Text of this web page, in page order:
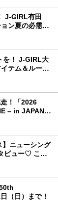
J-GIRL有田
ン夏の必需
を！ J-GIRL大
テム＆ルーテ
！「2026
– in JAPAN
ドーム公演2
】ニューシング
ビュー♡ この
（日）まで！